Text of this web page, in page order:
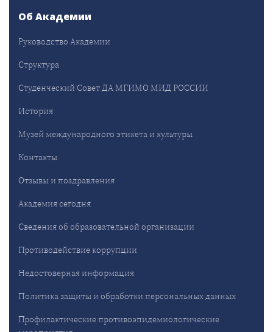
Об Академии
Руководство Академии
Структура
Студенческий Совет ДА МГИМО МИД РОССИИ
История
Музей международного этикета и культуры
Контакты
Отзывы и поздравления
Академия сегодня
Сведения об образовательной организации
Противодействие коррупции
Недостоверная информация
Политика защиты и обработки персональных данных
Профилактические противоэпидемиологические